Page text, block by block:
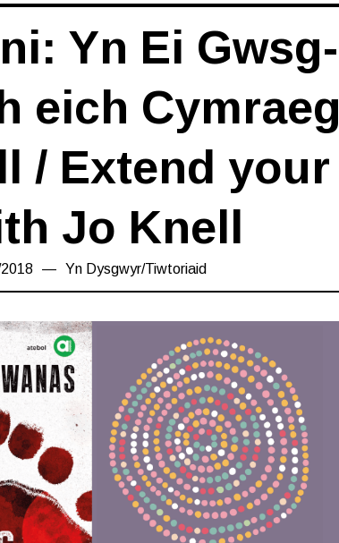
Yn Ei Gwsg-
eich Cymraeg
/ Extend your
Jo Knell
18/03/2019
Yn Dysgwyr/Tiwtoriaid